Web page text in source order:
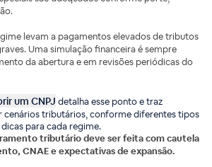
levam a pagamentos elevados de tributos
Uma simulação financeira é sempre
da abertura e em revisões periódicas do
um CNPJ detalha esse ponto e traz
cenários tributários, conforme diferentes tipos
para cada regime.
tributário deve ser feita com cautela
CNAE e expectativas de expansão.